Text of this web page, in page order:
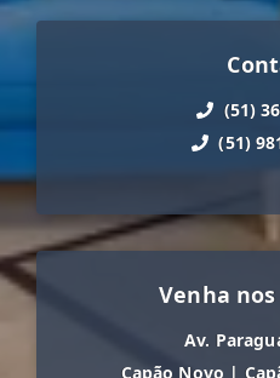
(51)
(51)
Venha
Av.
Capão Novo |